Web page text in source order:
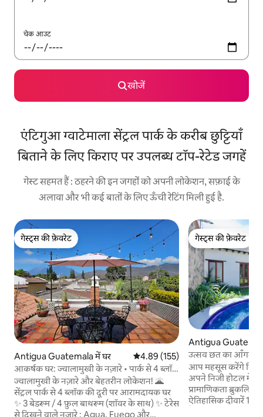
चेक आउट
खोजें
एंटिगुआ ग्वाटेमाला सेंट्रल पार्क के करीब छुट्टियाँ
बिताने के लिए किराए पर उपलब्ध टॉप-रेटेड जगहें
गेस्ट सहमत हैं : ठहरने की इन जगहों को अपनी लोकेशन, सफ़ाई के
अलावा और भी कई बातों के लिए ऊँची रेटिंग मिली हुई है.
गेस्ट्स की फ़ेवरेट
गेस्ट्स की फ़ेवरेट
Antigua Guatemala में घर औसत रेटिंग 5 में से 4.89, 155 समीक्षाएँ
4.89 (155)
आकर्षक घर: ज्वालामुखी के नज़ारे • पार्क से 4 ब्लॉक
दूर
ज्वालामुखी के नज़ारे और बेहतरीन लोकेशन! 🌋
सेंट्रल पार्क से 4 ब्लॉक की दूरी पर आरामदायक घर
✨ 3 बेडरूम / 4 फ़ुल बाथरूम (शॉवर के साथ) ✨ टेरेस
से दिखने वाले नज़ारे : Agua, Fuego और
गेस्ट्स की फ़ेवरेट
गेस्ट्स की फ़ेवरेट
Antigua
उत्सव छत का आँगन |
दो ब्लॉक
आप महसूस करेंगे कि
अपने निजी होटल में हैं
प्रामाणिकता ब्रुकलिन कूल से
ऐतिहासिक दीवारें